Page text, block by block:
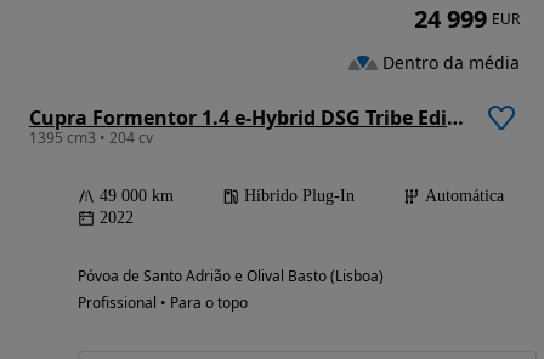
Cupra Formentor 1.4 e-Hybrid DSG Tribe Edition
1395 cm3 • 204 cv
49 000 km Híbrido Plug-In
Automática
2022
Póvoa de Santo Adrião e Olival Basto (Lisboa)
Profissional • Para o topo
24 999 EUR
Dentro da média